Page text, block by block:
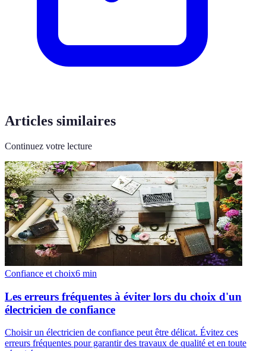
Articles similaires
Continuez votre lecture
Confiance et choix6 min
Les erreurs fréquentes à éviter lors du choix d'un
électricien de confiance
Choisir un électricien de confiance peut être délicat. Évitez ces
erreurs fréquentes pour garantir des travaux de qualité et en toute